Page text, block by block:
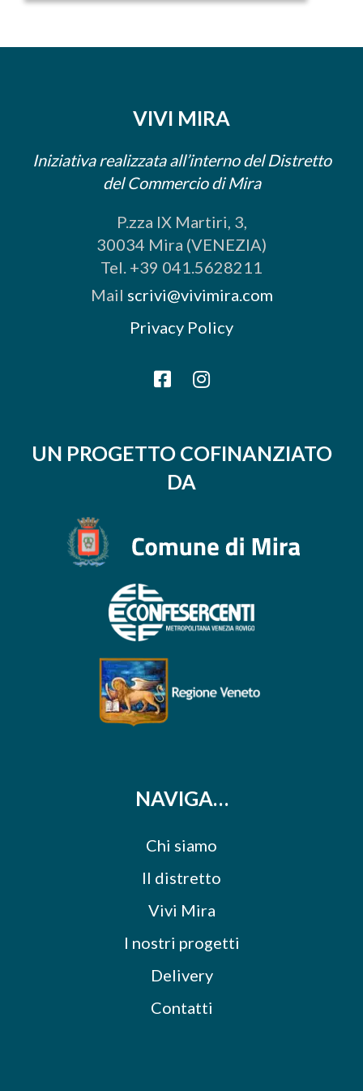
VIVI MIRA
Iniziativa realizzata all’interno del Distretto
del Commercio di Mira
P.zza IX Martiri, 3,
30034 Mira (VENEZIA)
Tel. +39 041.5628211
Mail scrivi@vivimira.com
Privacy Policy
UN PROGETTO COFINANZIATO
DA
NAVIGA…
Chi siamo
Il distretto
Vivi Mira
I nostri progetti
Delivery
Contatti